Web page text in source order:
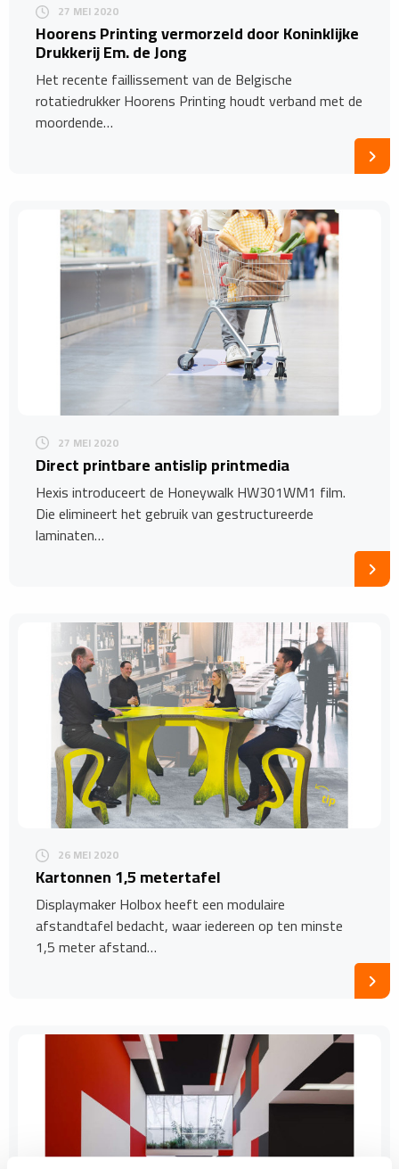
27 MEI 2020
Hoorens Printing vermorzeld door Koninklijke
Drukkerij Em. de Jong
Het recente faillissement van de Belgische
rotatiedrukker Hoorens Printing houdt verband met de
moordende…
27 MEI 2020
Direct printbare antislip printmedia
Hexis introduceert de Honeywalk HW301WM1 film.
Die elimineert het gebruik van gestructureerde
laminaten…
26 MEI 2020
Kartonnen 1,5 metertafel
Displaymaker Holbox heeft een modulaire
afstandtafel bedacht, waar iedereen op ten minste
1,5 meter afstand…